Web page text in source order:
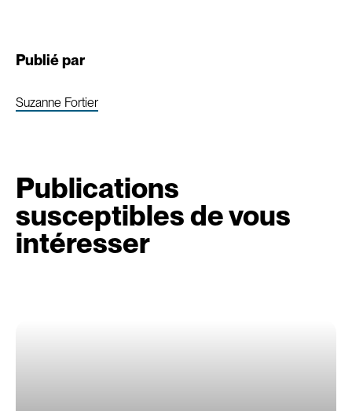
Publié par
Suzanne Fortier
Publications
susceptibles de vous
intéresser